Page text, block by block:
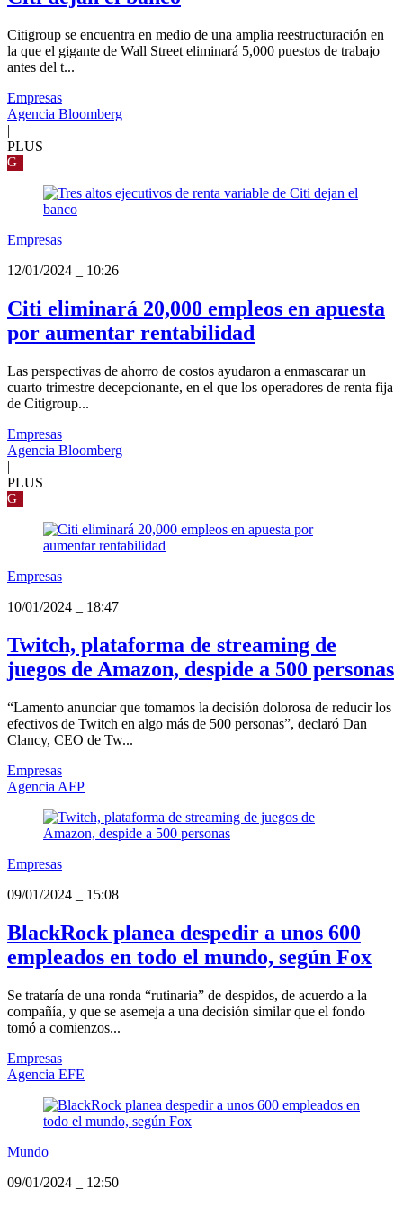
Citigroup se encuentra en medio de una amplia reestructuración en
la que el gigante de Wall Street eliminará 5,000 puestos de trabajo
antes del t...
Empresas
Agencia Bloomberg
|
PLUS
G
Empresas
12/01/2024
10:26
Citi eliminará 20,000 empleos en apuesta
por aumentar rentabilidad
Las perspectivas de ahorro de costos ayudaron a enmascarar un
cuarto trimestre decepcionante, en el que los operadores de renta fija
de Citigroup...
Empresas
Agencia Bloomberg
|
PLUS
G
Empresas
10/01/2024
18:47
Twitch, plataforma de streaming de
juegos de Amazon, despide a 500 personas
“Lamento anunciar que tomamos la decisión dolorosa de reducir los
efectivos de Twitch en algo más de 500 personas”, declaró Dan
Clancy, CEO de Tw...
Empresas
Agencia AFP
Empresas
09/01/2024
15:08
BlackRock planea despedir a unos 600
empleados en todo el mundo, según Fox
Se trataría de una ronda “rutinaria” de despidos, de acuerdo a la
compañía, y que se asemeja a una decisión similar que el fondo
tomó a comienzos...
Empresas
Agencia EFE
Mundo
09/01/2024
12:50